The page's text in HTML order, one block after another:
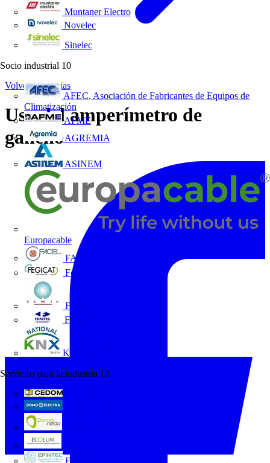
Muntaner Electro
Novelec
Sinelec
Socio industrial 10
AFEC, Asociación de Fabricantes de Equipos de
Climatización
AFME
AGREMIA
ASINEM
Europacable
FACEL
Fegicat
FENIE
FENITEL
KNX España
Servicios para la industria 13
Efintec
Volver a Noticias
Uso del amperímetro de
gancho